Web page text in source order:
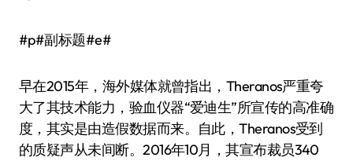
#p#副标题#e#
早在2015年，海外媒体就曾指出，Theranos严重夸
大了其技术能力，验血仪器“爱迪生”所宣传的高准确
度，其实是由造假数据而来。自此，Theranos受到
的质疑声从未间断。2016年10月，其宣布裁员340